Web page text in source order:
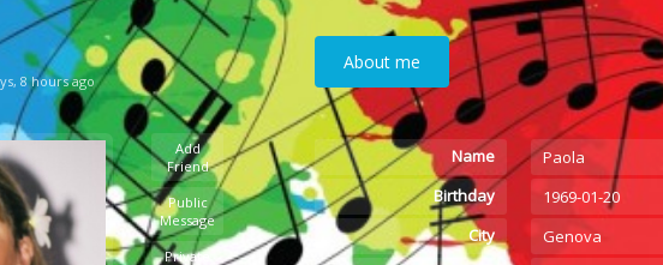
8 hours ago
Add
Friend
Public
Message
Private
About me
Name
Paola
Birthday
1969-01-20
City
Genova